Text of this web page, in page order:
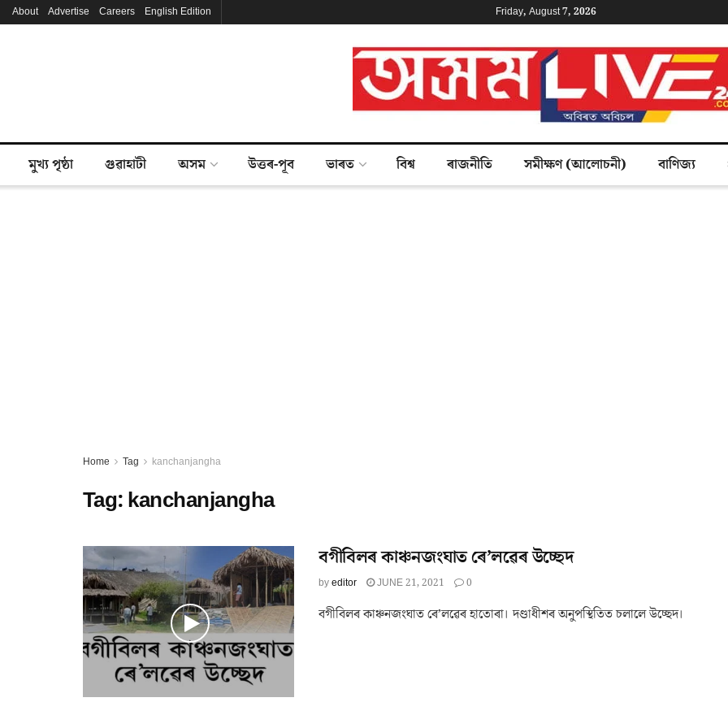
About Advertise Careers English Edition Friday, August 7, 2026
মুখ্য পৃষ্ঠা গুৱাহাটী অসম উত্তৰ-পূব ভাৰত বিশ্ব ৰাজনীতি সমীক্ষণ (আলোচনী) বাণিজ্য
Home Tag kanchanjangha
Tag:kanchanjangha
বগীবিলৰ কাঞ্চনজংঘাত ৰে’লৱেৰ উচ্ছেদ
byeditor JUNE 21, 2021 0
বগীবিলৰ কাঞ্চনজংঘাত ৰে’লৱেৰ হাতোৰা। দণ্ডাধীশৰ অনুপস্থিতিত চলালে উচ্ছেদ।